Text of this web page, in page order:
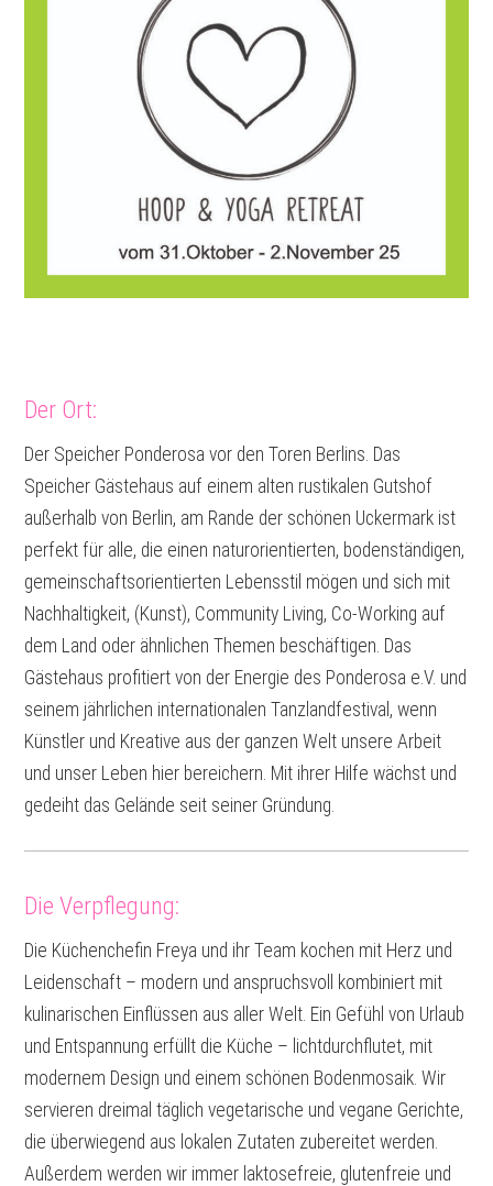
Der Ort:
Der Speicher Ponderosa vor den Toren Berlins. Das
Speicher Gästehaus auf einem alten rustikalen Gutshof
außerhalb von Berlin, am Rande der schönen Uckermark ist
perfekt für alle, die einen naturorientierten, bodenständigen,
gemeinschaftsorientierten Lebensstil mögen und sich mit
Nachhaltigkeit, (Kunst), Community Living, Co-Working auf
dem Land oder ähnlichen Themen beschäftigen. Das
Gästehaus profitiert von der Energie des Ponderosa e.V. und
seinem jährlichen internationalen Tanzlandfestival, wenn
Künstler und Kreative aus der ganzen Welt unsere Arbeit
und unser Leben hier bereichern. Mit ihrer Hilfe wächst und
gedeiht das Gelände seit seiner Gründung.
Die Verpflegung:
Die Küchenchefin Freya und ihr Team kochen mit Herz und
Leidenschaft – modern und anspruchsvoll kombiniert mit
kulinarischen Einflüssen aus aller Welt. Ein Gefühl von Urlaub
und Entspannung erfüllt die Küche – lichtdurchflutet, mit
modernem Design und einem schönen Bodenmosaik. Wir
servieren dreimal täglich vegetarische und vegane Gerichte,
die überwiegend aus lokalen Zutaten zubereitet werden.
Außerdem werden wir immer laktosefreie, glutenfreie und